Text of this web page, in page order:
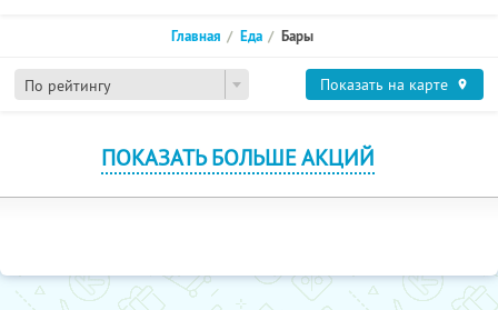
По рейтингу
Главная Еда Бары
Показать на карте
ПОКАЗАТЬ БОЛЬШЕ АКЦИЙ